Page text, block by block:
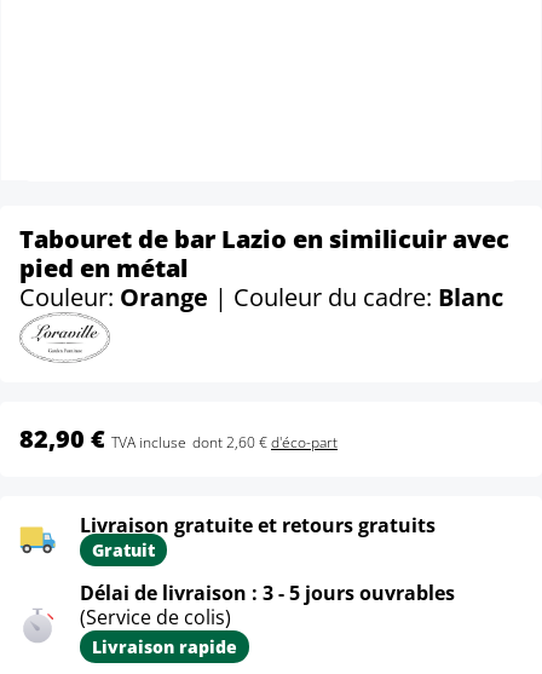
Tabouret de bar Lazio en similicuir avec
pied en métal
Couleur: Orange | Couleur du cadre: Blanc
82,90 € TVA incluse dont 2,60 €d'éco-part
Livraison gratuite et retours gratuits
Gratuit
Délai de livraison : 3 - 5 jours ouvrables
(Service de colis)
Livraison rapide